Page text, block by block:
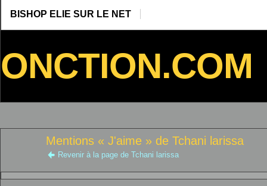
BISHOP ELIE SUR LE NET
ONCTION.COM
Mentions « J'aime » de Tchani larissa
Revenir à la page de Tchani larissa